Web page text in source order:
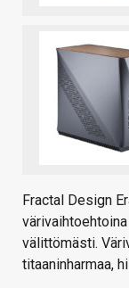
Fractal Design
välittömästi.
titaaninharmaa,